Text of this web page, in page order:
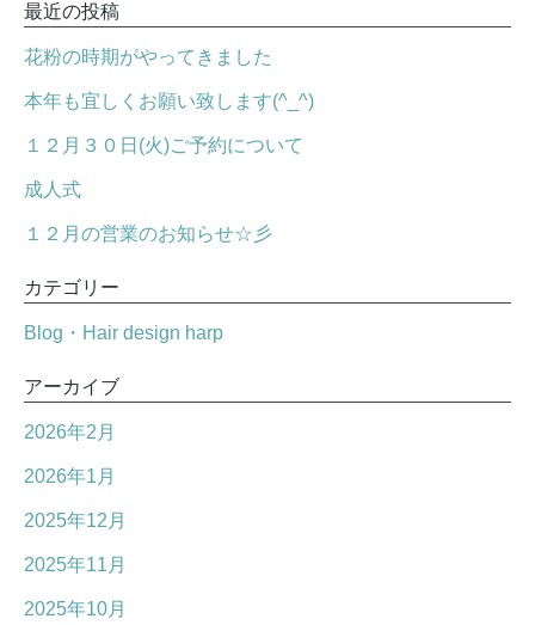
最近の投稿
花粉の時期がやってきました
本年も宜しくお願い致します(^_^)
１２月３０日(火)ご予約について
成人式
１２月の営業のお知らせ☆彡
カテゴリー
Blog・Hair design harp
アーカイブ
2026年2月
2026年1月
2025年12月
2025年11月
2025年10月